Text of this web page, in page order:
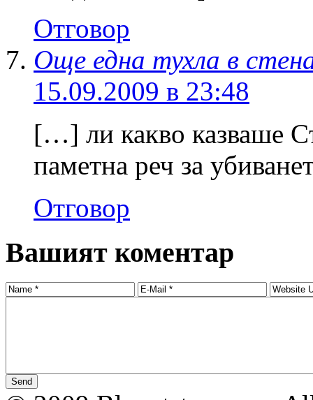
Отговор
Още една тухла в
15.09.2009 в 23:48
[…] ли какво казваше
паметна реч за
Отговор
Вашият коментар